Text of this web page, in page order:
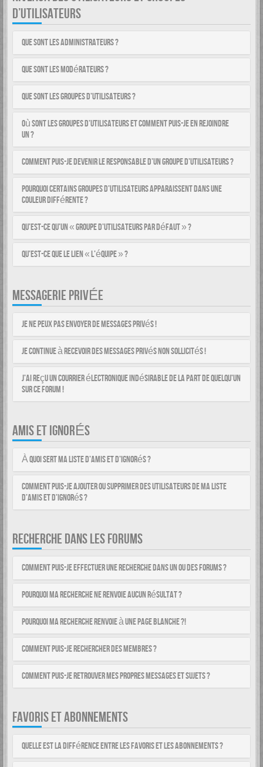
D’UTILISATEURS
Que sont les administrateurs ?
Que sont les modérateurs ?
Que sont les groupes d’utilisateurs ?
Où sont les groupes d’utilisateurs et comment puis-je en rejoindre
un ?
Comment puis-je devenir le responsable d’un groupe d’utilisateurs ?
Pourquoi certains groupes d’utilisateurs apparaissent dans une
couleur différente ?
Qu’est-ce qu’un « groupe d’utilisateurs par défaut » ?
Qu’est-ce que le lien « L’équipe » ?
MESSAGERIE PRIVÉE
Je ne peux pas envoyer de messages privés !
Je continue à recevoir des messages privés non sollicités !
J’ai reçu un courrier électronique indésirable de la part de quelqu’un
sur ce forum !
AMIS ET IGNORÉS
À quoi sert ma liste d’amis et d’ignorés ?
Comment puis-je ajouter ou supprimer des utilisateurs de ma liste
d’amis et d’ignorés ?
RECHERCHE DANS LES FORUMS
Comment puis-je effectuer une recherche dans un ou des forums ?
Pourquoi ma recherche ne renvoie aucun résultat ?
Pourquoi ma recherche renvoie à une page blanche ?!
Comment puis-je rechercher des membres ?
Comment puis-je retrouver mes propres messages et sujets ?
FAVORIS ET ABONNEMENTS
Quelle est la différence entre les favoris et les abonnements ?